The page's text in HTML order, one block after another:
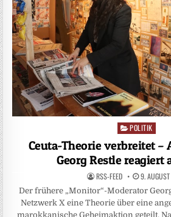
Posted
in
POLITIK
Ceuta-Theorie verbreitet –
Georg Restle
RSS-FEED 9.
Der frühere „Monitor“-Moderator
Netzwerk X eine Theorie über eine
marokkanische Geheimaktion geteilt.